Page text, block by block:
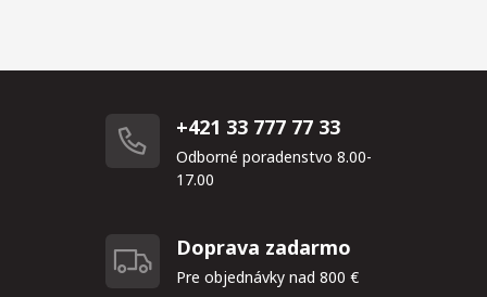
+421 33 777 77 33
Odborné poradenstvo 8.00-
17.00
Doprava zadarmo
Pre objednávky nad 800 €